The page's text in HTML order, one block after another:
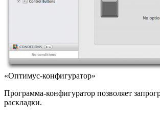
«Оптимус-конфигуратор»
Программа-конфигуратор позволяет
раскладки.